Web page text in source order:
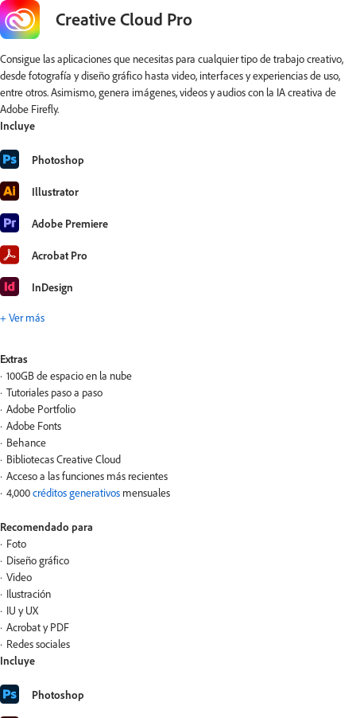
Creative Cloud Pro
Consigue las aplicaciones que necesitas para cualquier tipo de trabajo creativo,
desde fotografía y diseño gráfico hasta video, interfaces y experiencias de uso,
entre otros. Asimismo, genera imágenes, videos y audios con la IA creativa de
Adobe Firefly.
Incluye
Photoshop
Illustrator
Adobe Premiere
Acrobat Pro
InDesign
+ Ver más
Extras
100GB de espacio en la nube
Tutoriales paso a paso
Adobe Portfolio
Adobe Fonts
Behance
Bibliotecas Creative Cloud
Acceso a las funciones más recientes
4,000créditos generativos mensuales
Recomendado para
Foto
Diseño gráfico
Video
Ilustración
IU y UX
Acrobat y PDF
Redes sociales
Incluye
Photoshop